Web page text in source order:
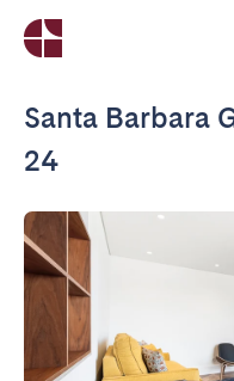
Santa Barbara
24